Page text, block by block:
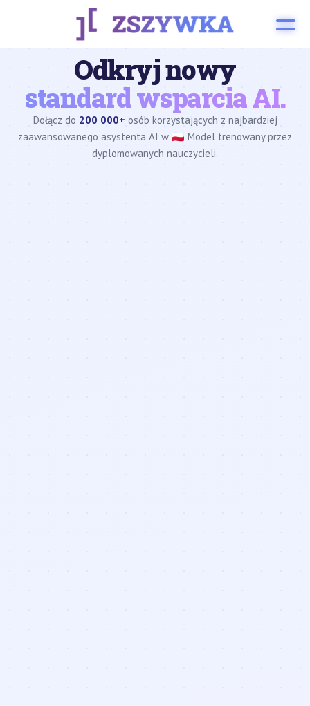
Odkryj nowy
standard wsparcia AI.
Dołącz do 200 000+ osób korzystających z najbardziej
zaawansowanego asystenta AI w 🇵🇱 Model trenowany przez
dyplomowanych nauczycieli.